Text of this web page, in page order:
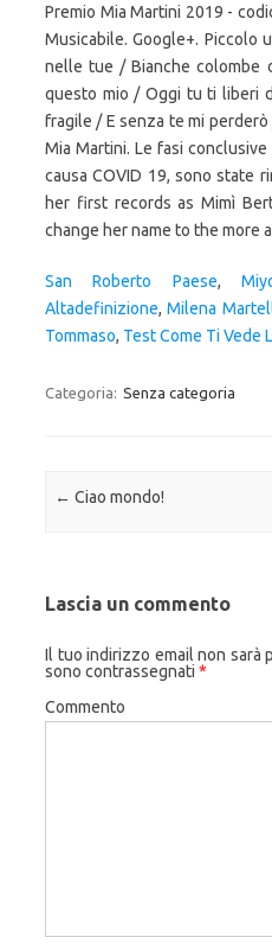
Premio Mia Martini 2019 -
Musicabile. Google+. Piccolo
nelle tue / Bianche colombe
questo mio / Oggi tu ti liberi
fragile / E senza te mi perderò
Mia Martini. Le fasi
causa COVID 19, sono state
her first records as Mimì
change her name to the more
San Roberto Paese,
Altadefinizione,Milena
Tommaso, Test Come Ti Vede
Categoria: Senza categoria
Navigazione articolo
← Ciao mondo!
Lascia un commento
Il tuo indirizzo email non sarà
sono contrassegnati *
Commento